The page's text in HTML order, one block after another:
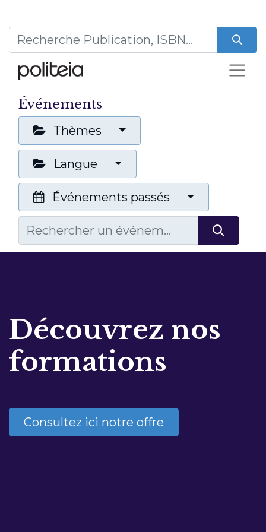
Événements
Thèmes
Langue
Événements passés
Découvrez nos
formations
Consultez ici notre offre